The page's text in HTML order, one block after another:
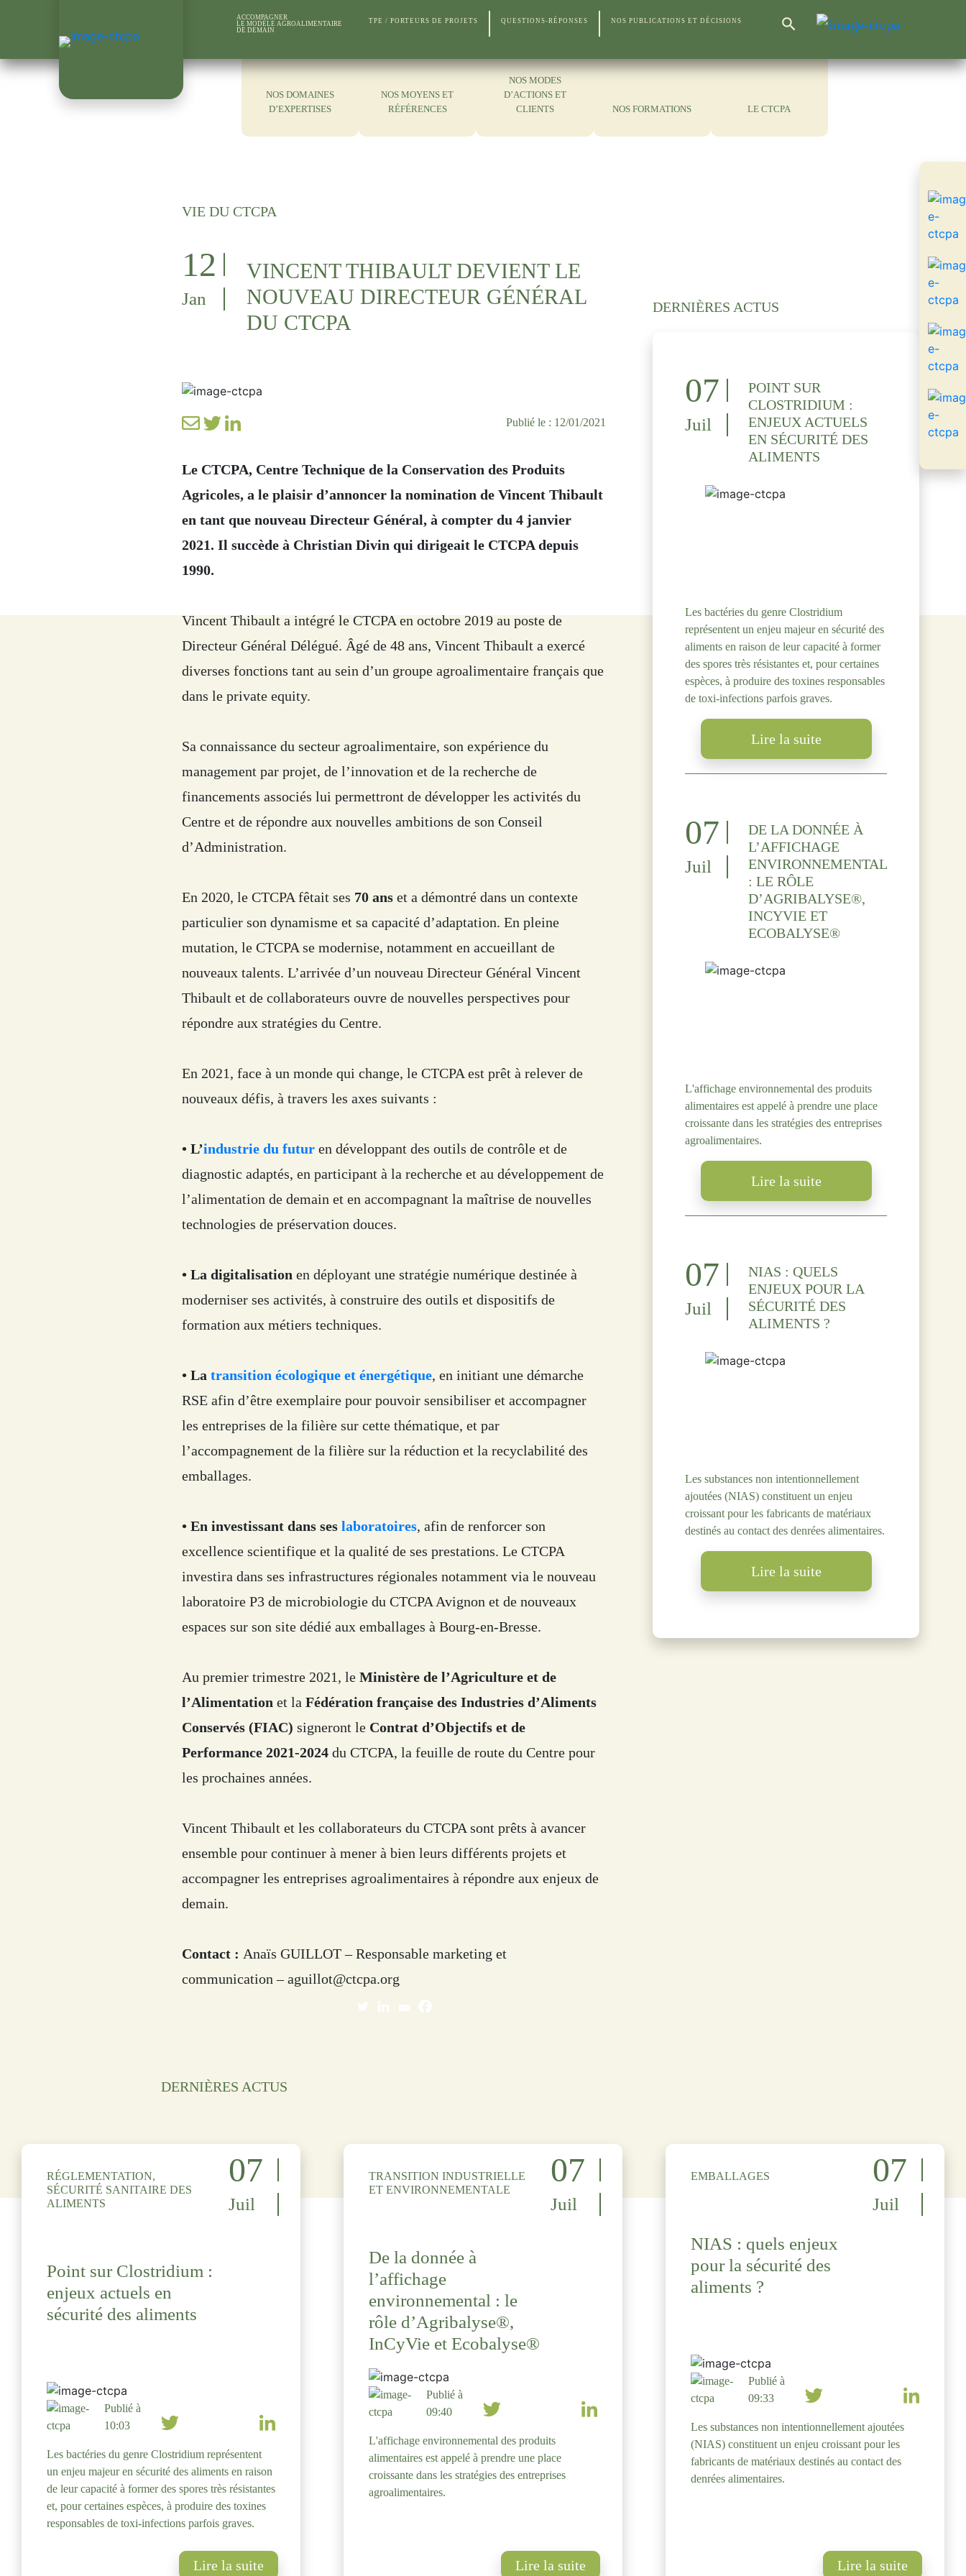
ACCOMPAGNER
LE MODÈLE AGROALIMENTAIRE
DE DEMAIN
TPE / PORTEURS DE PROJETS QUESTIONS-RÉPONSES NOS PUBLICATIONS ET DÉCISIONS
Search
NOS DOMAINES
D’EXPERTISES
NOS MOYENS ET
RÉFÉRENCES
NOS MODES
D’ACTIONS ET
CLIENTS
NOS FORMATIONS LE CTCPA
VIE DU CTCPA
VINCENT THIBAULT DEVIENT LE
NOUVEAU DIRECTEUR GÉNÉRAL
DU CTCPA
12
Jan
Publié le : 12/01/2021
Le CTCPA, Centre Technique de la Conservation des Produits
Agricoles, a le plaisir d’annoncer la nomination de Vincent Thibault
en tant que nouveau Directeur Général, à compter du 4 janvier
2021. Il succède à Christian Divin qui dirigeait le CTCPA depuis
1990.
Vincent Thibault a intégré le CTCPA en octobre 2019 au poste de
Directeur Général Délégué. Âgé de 48 ans, Vincent Thibault a exercé
diverses fonctions tant au sein d’un groupe agroalimentaire français que
dans le private equity.
Sa connaissance du secteur agroalimentaire, son expérience du
management par projet, de l’innovation et de la recherche de
financements associés lui permettront de développer les activités du
Centre et de répondre aux nouvelles ambitions de son Conseil
d’Administration.
En 2020, le CTCPA fêtait ses 70 anset a démontré dans un contexte
particulier son dynamisme et sa capacité d’adaptation. En pleine
mutation, le CTCPA se modernise, notamment en accueillant de
nouveaux talents. L’arrivée d’un nouveau Directeur Général Vincent
Thibault et de collaborateurs ouvre de nouvelles perspectives pour
répondre aux stratégies du Centre.
En 2021, face à un monde qui change, le CTCPA est prêt à relever de
nouveaux défis, à travers les axes suivants :
• L’industrie du futuren développant des outils de contrôle et de
diagnostic adaptés, en participant à la recherche et au développement de
l’alimentation de demain et en accompagnant la maîtrise de nouvelles
technologies de préservation douces.
• La digitalisation en déployant une stratégie numérique destinée à
moderniser ses activités, à construire des outils et dispositifs de
formation aux métiers techniques.
• La transition écologique et énergétique, en initiant une démarche
RSE afin d’être exemplaire pour pouvoir sensibiliser et accompagner
les entreprises de la filière sur cette thématique, et par
l’accompagnement de la filière sur la réduction et la recyclabilité des
emballages.
• En investissant dans ses laboratoires, afin de renforcer son
excellence scientifique et la qualité de ses prestations. Le CTCPA
investira dans ses infrastructures régionales notamment via le nouveau
laboratoire P3 de microbiologie du CTCPA Avignon et de nouveaux
espaces sur son site dédié aux emballages à Bourg-en-Bresse.
Au premier trimestre 2021, le Ministère de l’Agriculture et de
l’Alimentation et la Fédération française des Industries d’Aliments
Conservés (FIAC) signeront le Contrat d’Objectifs et de
Performance 2021-2024du CTCPA, la feuille de route du Centre pour
les prochaines années.
Vincent Thibault et les collaborateurs du CTCPA sont prêts à avancer
ensemble pour continuer à mener à bien leurs différents projets et
accompagner les entreprises agroalimentaires à répondre aux enjeux de
demain.
Contact : Anaïs GUILLOT – Responsable marketing et
communication – aguillot@ctcpa.org
DERNIÈRES ACTUS
07
Juil
POINT SUR
CLOSTRIDIUM :
ENJEUX ACTUELS
EN SÉCURITÉ DES
ALIMENTS
Les bactéries du genre Clostridium
représentent un enjeu majeur en sécurité des
aliments en raison de leur capacité à former
des spores très résistantes et, pour certaines
espèces, à produire des toxines responsables
de toxi-infections parfois graves.
Lire la suite
07
Juil
DE LA DONNÉE À
L’AFFICHAGE
ENVIRONNEMENTAL
: LE RÔLE
D’AGRIBALYSE®,
INCYVIE ET
ECOBALYSE®
L'affichage environnemental des produits
alimentaires est appelé à prendre une place
croissante dans les stratégies des entreprises
agroalimentaires.
Lire la suite
07
Juil
NIAS : QUELS
ENJEUX POUR LA
SÉCURITÉ DES
ALIMENTS ?
Les substances non intentionnellement
ajoutées (NIAS) constituent un enjeu
croissant pour les fabricants de matériaux
destinés au contact des denrées alimentaires.
Lire la suite
DERNIÈRES ACTUS
RÉGLEMENTATION,
SÉCURITÉ SANITAIRE DES
ALIMENTS
07
Juil
Point sur Clostridium :
enjeux actuels en
sécurité des aliments
Publié à
10:03
Les bactéries du genre Clostridium représentent
un enjeu majeur en sécurité des aliments en raison
de leur capacité à former des spores très résistantes
et, pour certaines espèces, à produire des toxines
responsables de toxi-infections parfois graves.
Lire la suite
TRANSITION INDUSTRIELLE
ET ENVIRONNEMENTALE
07
Juil
De la donnée à
l’affichage
environnemental : le
rôle d’Agribalyse®,
InCyVie et Ecobalyse®
Publié à
09:40
L'affichage environnemental des produits
alimentaires est appelé à prendre une place
croissante dans les stratégies des entreprises
agroalimentaires.
Lire la suite
EMBALLAGES 07
Juil
NIAS : quels enjeux
pour la sécurité des
aliments ?
Publié à
09:33
Les substances non intentionnellement ajoutées
(NIAS) constituent un enjeu croissant pour les
fabricants de matériaux destinés au contact des
denrées alimentaires.
Lire la suite